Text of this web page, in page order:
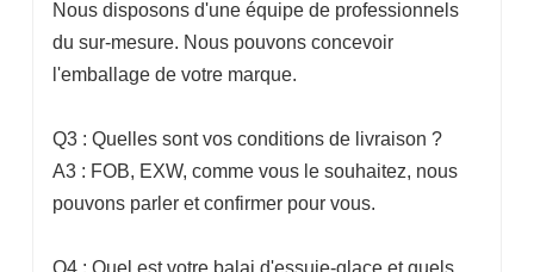
Nous disposons d'une équipe de professionnels
du sur-mesure. Nous pouvons concevoir
l'emballage de votre marque.
Q3 : Quelles sont vos conditions de livraison ?
A3 : FOB, EXW, comme vous le souhaitez, nous
pouvons parler et confirmer pour vous.
Q4 : Quel est votre balai d'essuie-glace et quels